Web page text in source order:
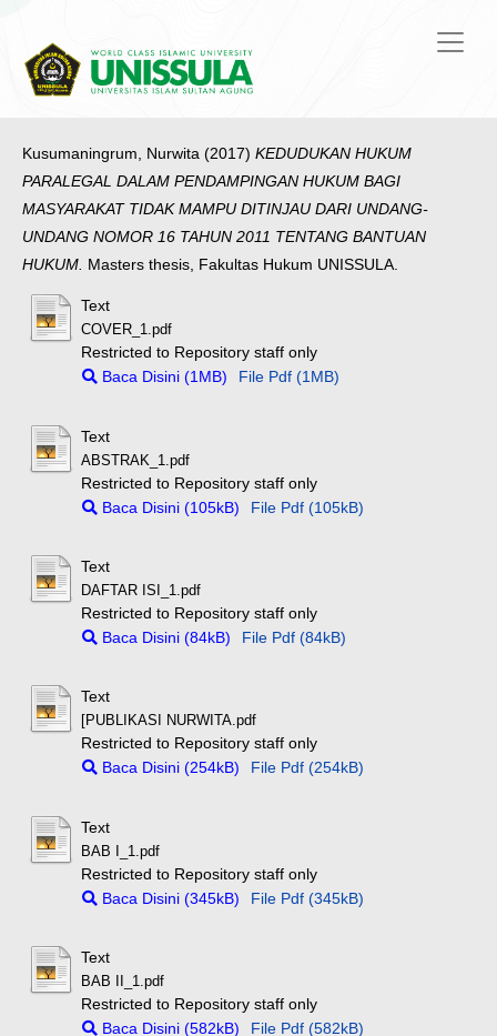
Kusumaningrum, Nurwita (2017) KEDUDUKAN HUKUM
PARALEGAL DALAM PENDAMPINGAN HUKUM BAGI
MASYARAKAT TIDAK MAMPU DITINJAU DARI UNDANG-
UNDANG NOMOR 16 TAHUN 2011 TENTANG BANTUAN
HUKUM. Masters thesis, Fakultas Hukum UNISSULA.
Text
COVER_1.pdf
Restricted to Repository staff only
Baca Disini (1MB)
File Pdf (1MB)
Text
ABSTRAK_1.pdf
Restricted to Repository staff only
Baca Disini (105kB)
File Pdf (105kB)
Text
DAFTAR ISI_1.pdf
Restricted to Repository staff only
Baca Disini (84kB)
File Pdf (84kB)
Text
[PUBLIKASI NURWITA.pdf
Restricted to Repository staff only
Baca Disini (254kB)
File Pdf (254kB)
Text
BAB I_1.pdf
Restricted to Repository staff only
Baca Disini (345kB)
File Pdf (345kB)
Text
BAB II_1.pdf
Restricted to Repository staff only
Baca Disini (582kB)
File Pdf (582kB)